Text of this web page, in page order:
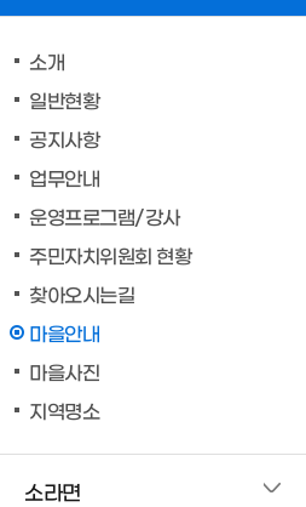
소개
일반현황
공지사항
업무안내
운영프로그램/강사
주민자치위원회 현황
찾아오시는길
마을안내
마을사진
지역명소
소라면